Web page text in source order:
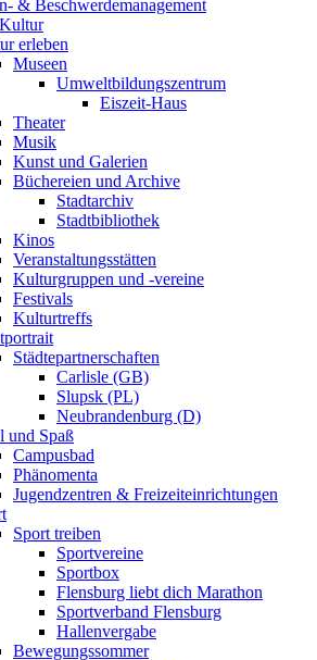
& Beschwerdemanagement
erleben
Museen
Umweltbildungszentrum
Eiszeit-Haus
Theater
Musik
Kunst und Galerien
Büchereien und Archive
Stadtarchiv
Stadtbibliothek
Kinos
Veranstaltungsstätten
Kulturgruppen und -vereine
Festivals
Kulturtreffs
Städtepartnerschaften
Carlisle (GB)
Slupsk (PL)
Neubrandenburg (D)
und Spaß
Campusbad
Phänomenta
Jugendzentren & Freizeiteinrichtungen
Sport treiben
Sportvereine
Sportbox
Flensburg liebt dich Marathon
Sportverband Flensburg
Hallenvergabe
Bewegungssommer